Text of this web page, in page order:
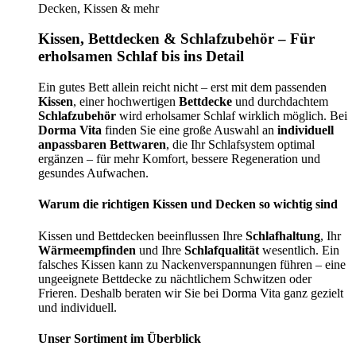
Decken, Kissen & mehr
Kissen, Bettdecken & Schlafzubehör – Für
erholsamen Schlaf bis ins Detail
Ein gutes Bett allein reicht nicht – erst mit dem passenden
Kissen, einer hochwertigen Bettdecke und durchdachtem
Schlafzubehör wird erholsamer Schlaf wirklich möglich. Bei
Dorma Vita finden Sie eine große Auswahl an individuell
anpassbaren Bettwaren, die Ihr Schlafsystem optimal
ergänzen – für mehr Komfort, bessere Regeneration und
gesundes Aufwachen.
Warum die richtigen Kissen und Decken so wichtig sind
Kissen und Bettdecken beeinflussen Ihre Schlafhaltung, Ihr
Wärmeempfinden und Ihre Schlafqualität wesentlich. Ein
falsches Kissen kann zu Nackenverspannungen führen – eine
ungeeignete Bettdecke zu nächtlichem Schwitzen oder
Frieren. Deshalb beraten wir Sie bei Dorma Vita ganz gezielt
und individuell.
Unser Sortiment im Überblick